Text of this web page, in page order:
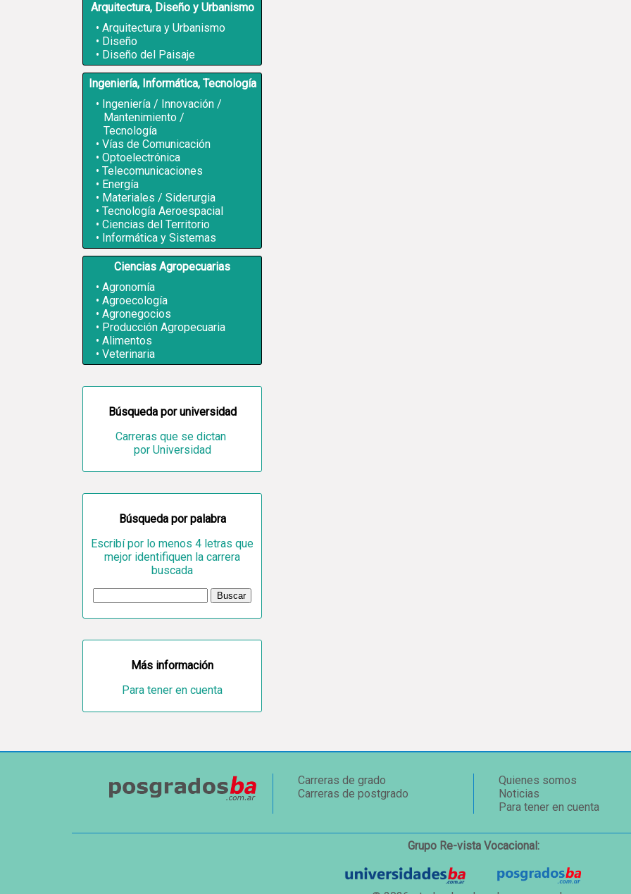
Arquitectura, Diseño y Urbanismo
Arquitectura y Urbanismo
Diseño
Diseño del Paisaje
Ingeniería, Informática, Tecnología
Ingeniería / Innovación /
Mantenimiento /
Tecnología
Vías de Comunicación
Optoelectrónica
Telecomunicaciones
Energía
Materiales / Siderurgia
Tecnología Aeroespacial
Ciencias del Territorio
Informática y Sistemas
Ciencias Agropecuarias
Agronomía
Agroecología
Agronegocios
Producción Agropecuaria
Alimentos
Veterinaria
Búsqueda por universidad
Carreras que se dictan
por Universidad
Búsqueda por palabra
Escribí por lo menos 4 letras que
mejor identifiquen la carrera
buscada
Más información
Para tener en cuenta
Carreras de grado
Carreras de postgrado
Quienes somos
Noticias
Para tener en cuenta
Grupo Re-vista Vocacional: